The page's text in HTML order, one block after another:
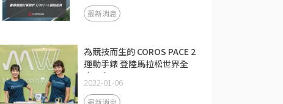
最新消息
為競技而生的 COROS PACE 2
運動手錶 登陸馬拉松世界全
省門市
2022-01-06
最新消息